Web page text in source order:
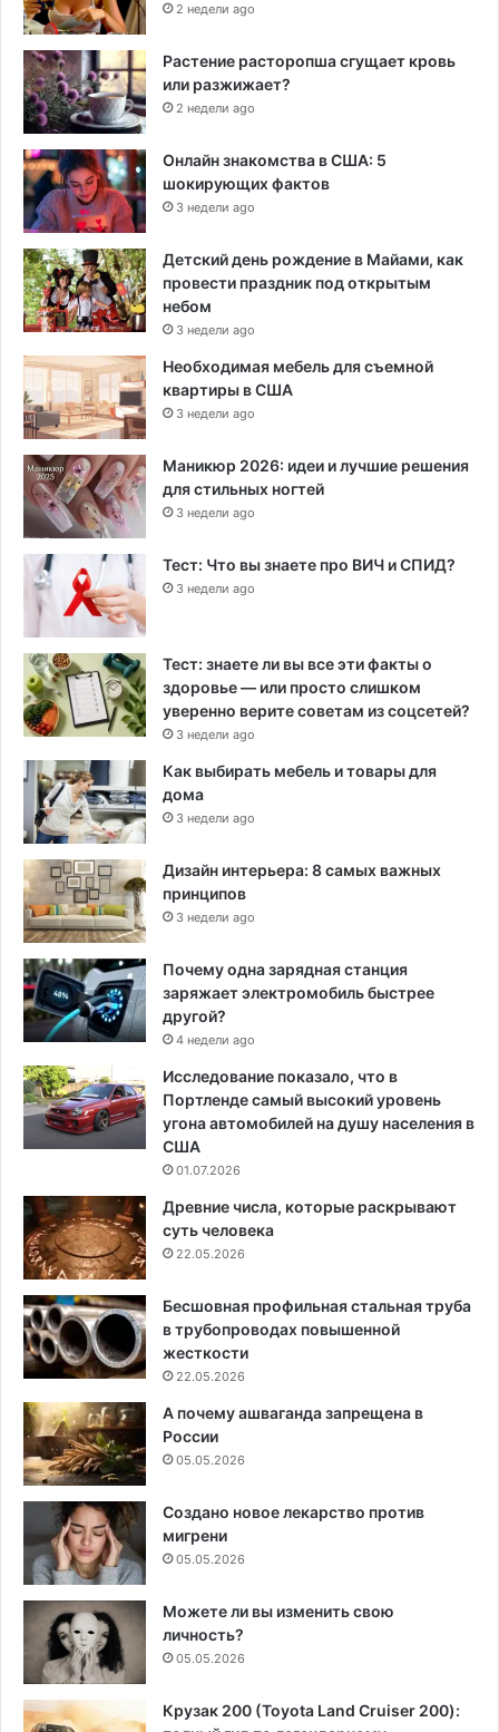
2 недели ago
Растение расторопша сгущает кровь
или разжижает?
2 недели ago
Онлайн знакомства в США: 5
шокирующих фактов
3 недели ago
Детский день рождение в Майами, как
провести праздник под открытым
небом
3 недели ago
Необходимая мебель для съемной
квартиры в США
3 недели ago
Маникюр 2026: идеи и лучшие решения
для стильных ногтей
3 недели ago
Тест: Что вы знаете про ВИЧ и СПИД?
3 недели ago
Тест: знаете ли вы все эти факты о
здоровье — или просто слишком
уверенно верите советам из соцсетей?
3 недели ago
Как выбирать мебель и товары для
дома
3 недели ago
Дизайн интерьера: 8 самых важных
принципов
3 недели ago
Почему одна зарядная станция
заряжает электромобиль быстрее
другой?
4 недели ago
Исследование показало, что в
Портленде самый высокий уровень
угона автомобилей на душу населения в
США
01.07.2026
Древние числа, которые раскрывают
суть человека
22.05.2026
Бесшовная профильная стальная труба
в трубопроводах повышенной
жесткости
22.05.2026
А почему ашваганда запрещена в
России
05.05.2026
Создано новое лекарство против
мигрени
05.05.2026
Можете ли вы изменить свою
личность?
05.05.2026
Крузак 200 (Toyota Land Cruiser 200):